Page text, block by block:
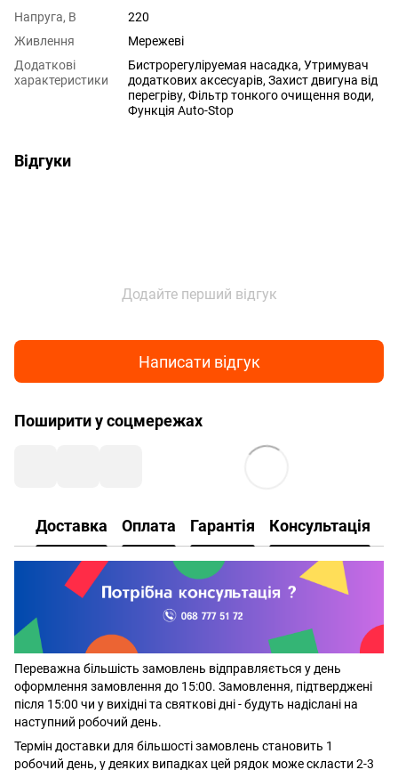
Напруга, В
220
Живлення
Мережеві
Додаткові
характеристики
Бистрорегуліруемая насадка, Утримувач
додаткових аксесуарів, Захист двигуна від
перегріву, Фільтр тонкого очищення води,
Функція Auto-Stop
Відгуки
Додайте перший відгук
Написати відгук
Поширити у соцмережах
Доставка Оплата Гарантія Консультація
Переважна більшість замовлень відправляється у день
оформлення замовлення до 15:00. Замовлення, підтверджені
після 15:00 чи у вихідні та святкові дні - будуть надіслані на
наступний робочий день.
Термін доставки для більшості замовлень становить 1
робочий день, у деяких випадках цей рядок може скласти 2-3